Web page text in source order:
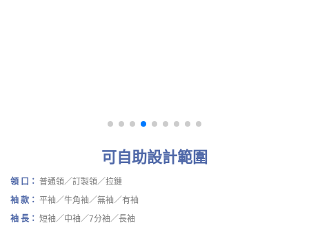
可自助設計範圍
領 口： 普通領／訂製領／拉鏈
袖 款： 平袖／牛角袖／無袖／有袖
袖 長： 短袖／中袖／7分袖／長袖